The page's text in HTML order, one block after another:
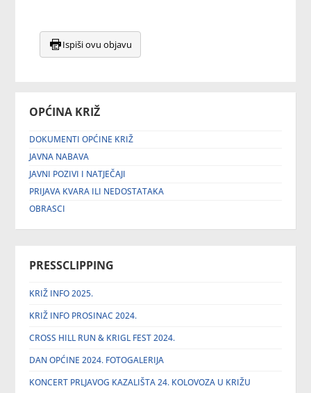
OPĆINA KRIŽ
DOKUMENTI OPĆINE KRIŽ
JAVNA NABAVA
JAVNI POZIVI I NATJEČAJI
PRIJAVA KVARA ILI NEDOSTATAKA
OBRASCI
PRESSCLIPPING
KRIŽ INFO 2025.
KRIŽ INFO PROSINAC 2024.
CROSS HILL RUN & KRIGL FEST 2024.
DAN OPĆINE 2024. FOTOGALERIJA
KONCERT PRLJAVOG KAZALIŠTA 24. KOLOVOZA U KRIŽU
Ispiši ovu objavu